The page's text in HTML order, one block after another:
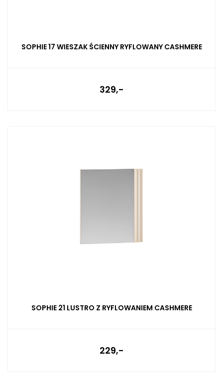
SOPHIE 17 WIESZAK ŚCIENNY RYFLOWANY CASHMERE
329,-
SOPHIE 21 LUSTRO Z RYFLOWANIEM CASHMERE
229,-